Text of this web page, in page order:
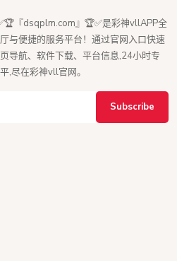
『dsqplm.com』🏆✅是彩神vllAPP全
与便捷的服务平台！通过官网入口快速
导航、软件下载、平台信息,24小时专
,尽在彩神vll官网。
Subscribe